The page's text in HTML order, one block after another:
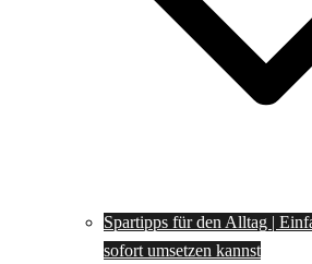
Spartipps für den Alltag |
sofort umsetzen kannst